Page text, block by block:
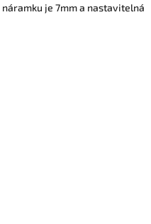
je 7mm a nastavitelná